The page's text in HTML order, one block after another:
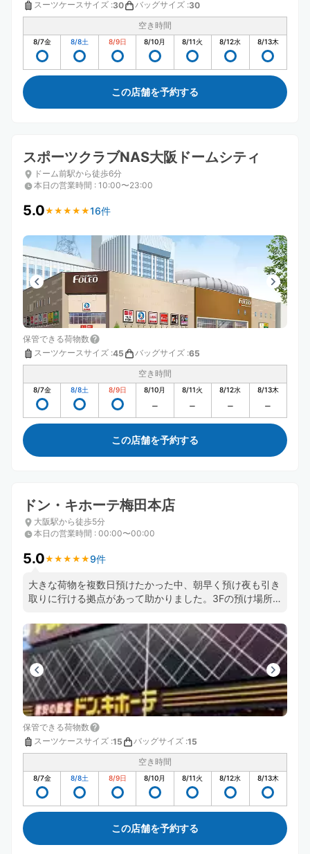
スーツケースサイズ :30 バッグサイズ :30
空き時間
8/7金 8/8土 8/9日 8/10月 8/11火 8/12水 8/13木
この店舗を予約する
スポーツクラブNAS大阪ドームシティ
ドーム前駅から徒歩6分
本日の営業時間 : 10:00〜23:00
5.0★ ★ ★ ★ ★
★ ★ ★ ★ ★16件
保管できる荷物数
スーツケースサイズ :45 バッグサイズ :65
空き時間
8/7金 8/8土 8/9日 8/10月 8/11火 8/12水 8/13木
この店舗を予約する
ドン・キホーテ梅田本店
大阪駅から徒歩5分
本日の営業時間 : 00:00〜00:00
5.0★ ★ ★ ★ ★
★ ★ ★ ★ ★9件
大きな荷物を複数日預けたかった中、朝早く預け夜も引き
取りに行ける拠点があって助かりました。3Fの預け場所
ずにすみますし預け入れや、受け取りもスムーズでした。
また機会があれば利用します。
保管できる荷物数
スーツケースサイズ :15 バッグサイズ :15
空き時間
8/7金 8/8土 8/9日 8/10月 8/11火 8/12水 8/13木
この店舗を予約する